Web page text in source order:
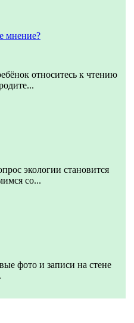
мнение?
относитесь к чтению
экологии становится
со...
фото и записи на стене